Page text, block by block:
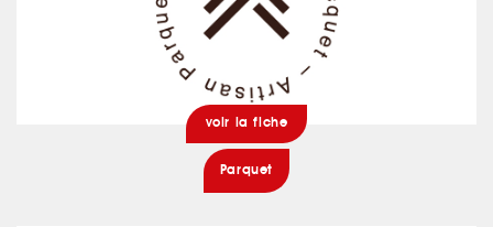
voir la fiche
Parquet